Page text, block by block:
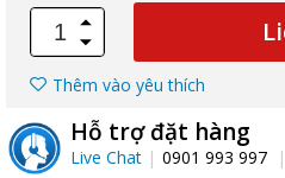
Thêm vào yêu thích
Hỗ trợ đặt hàng
Live Chat 0901 993 997